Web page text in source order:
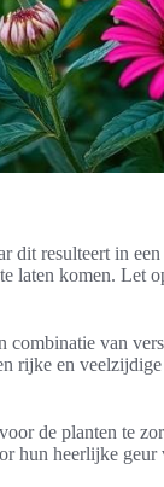
dit resulteert in
laten komen. Let
combinatie van
en
de planten te
heerlijke